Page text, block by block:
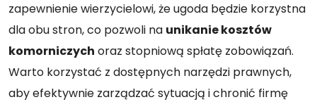
zapewnienie wierzycielowi, że ugoda będzie korzystna
dla obu stron, co pozwoli na unikanie kosztów
komorniczych oraz stopniową spłatę zobowiązań.
Warto korzystać z dostępnych narzędzi prawnych,
aby efektywnie zarządzać sytuacją i chronić firmę